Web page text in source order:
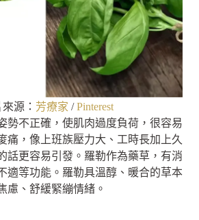
源： 芳療家 /Pinterest
勢不正確，使肌肉過度負荷，很容易
痛，像上班族壓力大、工時長加上久
話更容易引發。羅勒作為藥草，有消
適等功能。羅勒具溫醇、暖合的草本
慮、舒緩緊繃情緒。